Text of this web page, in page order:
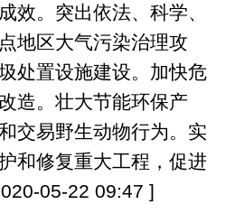
效。突出依法、科学、
地区大气污染治理攻
处置设施建设。加快危
造。壮大节能环保产
交易野生动物行为。实
和修复重大工程，促进
05-22 09:47 ]